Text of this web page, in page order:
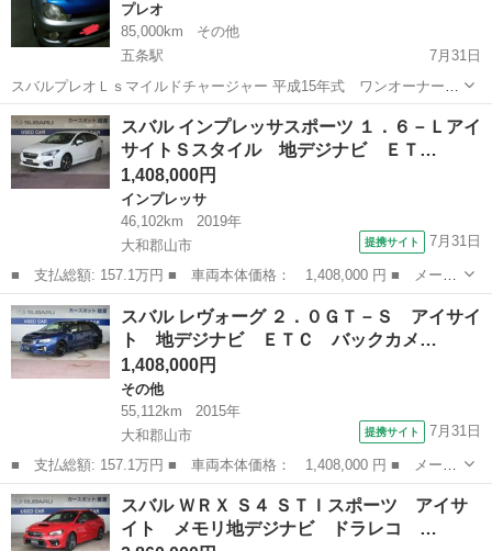
プレオ
85,000km
その他
五条駅
7月31日
スバルプレオＬｓマイルドチャージャー 平成15年式 ワンオーナー車
両 走行距離8万5000キロ台 ＣＶＴ 走る曲がる止まる問題ありませ
ん。 不具合なし、足回りダウンサス、 燃料ハイオク使用です。 早
いです。 ...
奈良 奈良市 プレオ
スバル インプレッサスポーツ １．６－Ｌアイ
サイトＳスタイル 地デジナビ ＥＴ…
1,408,000円
インプレッサ
46,102km
2019年
大和郡山市
提携サイト 7月31日
■ 支払総額: 157.1万円 ■ 車両本体価格： 1,408,000 円 ■ メーカ
ー名： スバル ■ 車種名： インプレッサスポーツ ■ グレード
名： １．６－ＬアイサイトＳスタイル 地デジナビ ＥＴＣ ドラ
レコ バッ...
奈良 大和郡山市 インプレッサ
スバル レヴォーグ ２．０ＧＴ－Ｓ アイサイ
ト 地デジナビ ＥＴＣ バックカメ…
1,408,000円
その他
55,112km
2015年
大和郡山市
提携サイト 7月31日
■ 支払総額: 157.1万円 ■ 車両本体価格： 1,408,000 円 ■ メーカ
ー名： スバル ■ 車種名： レヴォーグ ■ グレード名： ２．０
ＧＴ－Ｓ アイサイト 地デジナビ ＥＴＣ バックカメラ サイド
カメラ ...
奈良 大和郡山市
スバル ＷＲＸ Ｓ４ ＳＴＩスポーツ アイサ
イト メモリ地デジナビ ドラレコ …